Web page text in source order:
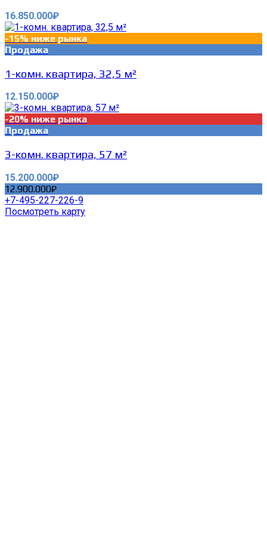
16.850.000₽
-15% ниже рынка
Продажа
1-комн. квартира, 32,5 м²
12.150.000₽
-20% ниже рынка
Продажа
3-комн. квартира, 57 м²
15.200.000₽
12.900.000₽
+7-495-227-226-9
Посмотреть карту